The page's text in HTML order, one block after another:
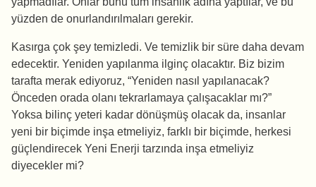
yüzden de onurlandırılmaları gerekir.
Kasırga çok şey temizledi. Ve temizlik bir süre daha devam
edecektir. Yeniden yapılanma ilginç olacaktır. Biz bizim
tarafta merak ediyoruz, “Yeniden nasıl yapılanacak?
Önceden orada olanı tekrarlamaya çalışacaklar mı?”
Yoksa bilinç yeteri kadar dönüşmüş olacak da, insanlar
yeni bir biçimde inşa etmeliyiz, farklı bir biçimde, herkesi
güçlendirecek Yeni Enerji tarzında inşa etmeliyiz
diyecekler mi?